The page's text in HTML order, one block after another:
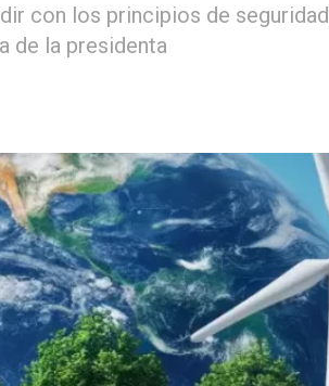
con los principios de
de la presidenta